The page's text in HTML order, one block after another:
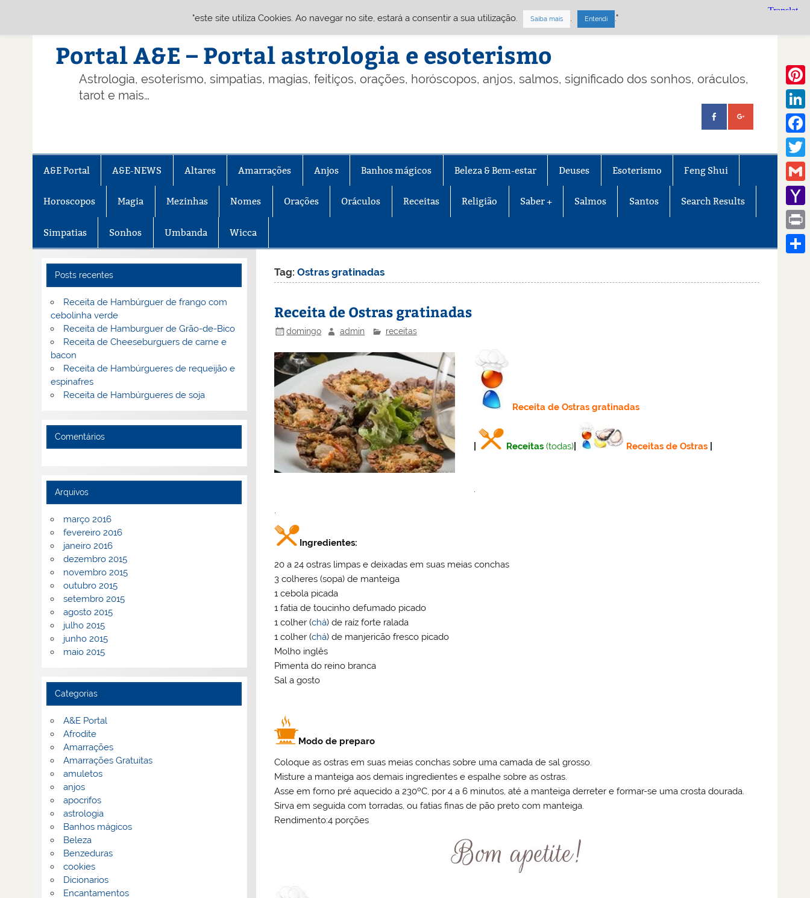
Portal A&E – Portal astrologia e esoterismo
Astrologia, esoterismo, simpatias, magias, feitiços, orações, horóscopos, anjos, salmos, significado dos sonhos, oráculos,
tarot e mais…
A&E Portal A&E-NEWS Altares Amarrações Anjos Banhos mágicos Beleza & Bem-estar Deuses Esoterismo Feng Shui
Horoscopos Magia Mezinhas Nomes Orações Oráculos Receitas Religião Saber + Salmos Santos Search Results
Simpatias Sonhos Umbanda Wicca
Tag:Ostras gratinadas
Receita de Ostras gratinadas
domingo admin receitas
Receita de Ostras gratinadas
Receitas (todas)| Receitas de Ostras|
.
Ingredientes:
20 a 24 ostras limpas e deixadas em suas meias conchas
3 colheres (sopa) de manteiga
1 cebola picada
1 fatia de toucinho defumado picado
1 colher (chá) de raíz forte ralada
1 colher (chá) de manjericão fresco picado
Molho inglês
Pimenta do reino branca
Sal a gosto
Modo de preparo
Coloque as ostras em suas meias conchas sobre uma camada de sal grosso.
Misture a manteiga aos demais ingredientes e espalhe sobre as ostras.
Asse em forno pré aquecido a 230ºC, por 4 a 6 minutos, até a manteiga derreter e formar-se uma crosta dourada.
Sirva em seguida com torradas, ou fatias finas de pão preto com manteiga.
Rendimento:4 porções
Posts recentes
Receita de Hambúrguer de frango com
cebolinha verde
Receita de Hamburguer de Grão-de-Bico
Receita de Cheeseburguers de carne e
bacon
Receita de Hambúrgueres de requeijão e
espinafres
Receita de Hambúrgueres de soja
Comentários
Arquivos
março 2016
fevereiro 2016
janeiro 2016
dezembro 2015
novembro 2015
outubro 2015
setembro 2015
agosto 2015
julho 2015
junho 2015
maio 2015
Categorias
A&E Portal
Afrodite
Amarrações
Amarrações Gratuitas
amuletos
anjos
apocrifos
astrologia
Banhos mágicos
Beleza
Benzeduras
cookies
Dicionarios
Encantamentos
Gmail
Mail
Print
"este site utiliza Cookies. Ao navegar no site, estará a consentir a sua utilização. Saiba mais . Entendi ."